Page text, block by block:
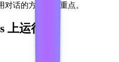
话的方式回看重点。
上运行